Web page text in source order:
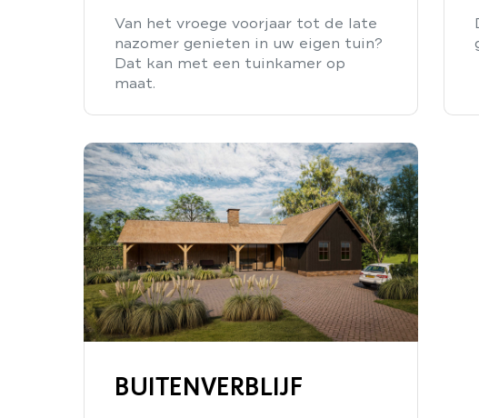
Van het vroege voorjaar tot de late
nazomer genieten in uw eigen tuin?
Dat kan met een tuinkamer op
maat.
BUITENVERBLIJF